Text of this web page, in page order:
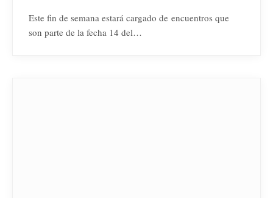
Este fin de semana estará cargado de encuentros que
son parte de la fecha 14 del…